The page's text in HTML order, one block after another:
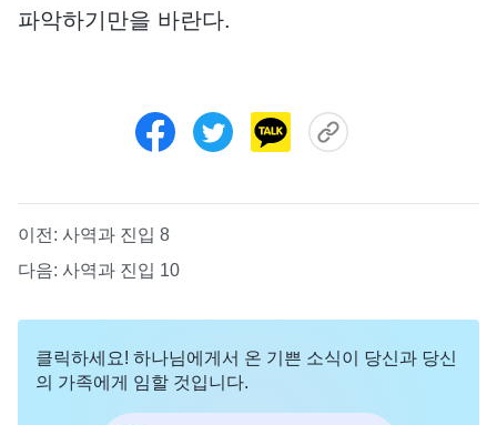
파악하기만을 바란다.
이전: 사역과 진입 8
다음: 사역과 진입 10
클릭하세요! 하나님에게서 온 기쁜 소식이 당신과 당신
의 가족에게 임할 것입니다.